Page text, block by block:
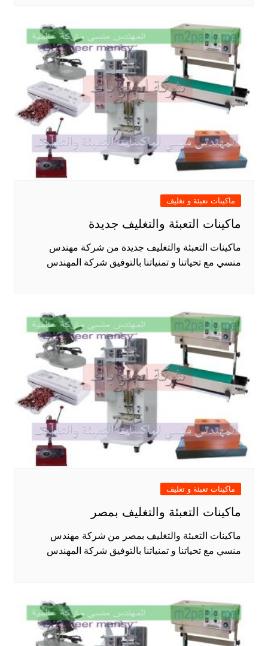
ماكينات تعبئة و تغليف
ماكينات التعبئة والتغليف جديدة
ماكينات التعبئة والتغليف جديدة من شركة مهندس
منسي مع تحياتنا و تمنياتنا بالتوفيق شركة المهندس
ماكينات تعبئة و تغليف
ماكينات التعبئة والتغليف بمصر
ماكينات التعبئة والتغليف بمصر من شركة مهندس
منسي مع تحياتنا و تمنياتنا بالتوفيق شركة المهندس